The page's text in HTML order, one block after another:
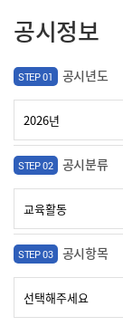
공시정보
STEP 01 공시년도
STEP 02 공시분류
STEP 03 공시항목